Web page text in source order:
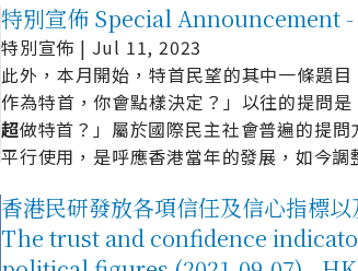
特別宣佈 Special Announcement
特別宣佈 | Jul 11, 2023
此外，本月開始，特首民望的其中一條題
作為特首，你會點樣決定？」以往的提問
超做特首？」屬於國際民主社會普遍的提
平行使用，是呼應香港當年的發展，如今
香港民研發放各項信任及信心指標
The trust and confidence